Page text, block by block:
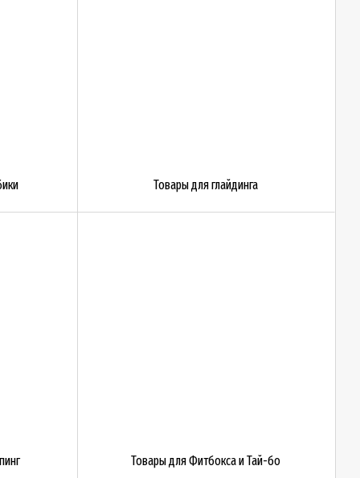
Товары для глайдинга
Товары для Фитбокса и Тай-бо